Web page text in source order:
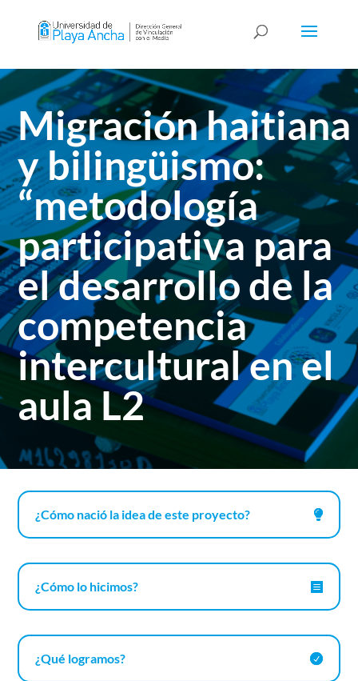
Migración haitiana
y bilingüismo:
“metodología
participativa para
el desarrollo de la
competencia
intercultural en el
aula L2
¿Cómo nació la idea de este proyecto?
¿Cómo lo hicimos?
¿Qué logramos?